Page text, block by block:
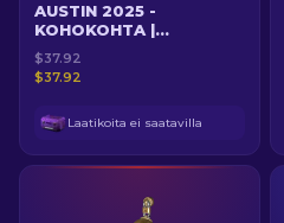
AUSTIN 2025 -
KOHOKOHTA |
TRIPLATAPPO
SPINXILLE INFERNOLLA
$37.92
$37.92
Laatikoita ei saatavilla